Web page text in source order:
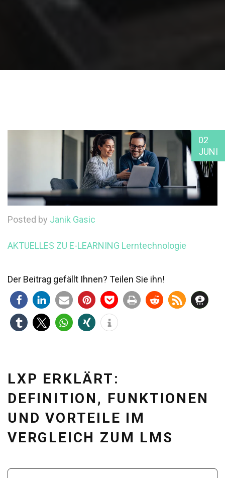
02
JUNI
Posted by Janik Gasic
AKTUELLES ZU E-LEARNING Lerntechnologie
Der Beitrag gefällt Ihnen? Teilen Sie ihn!
LXP ERKLÄRT:
DEFINITION, FUNKTIONEN
UND VORTEILE IM
VERGLEICH ZUM LMS